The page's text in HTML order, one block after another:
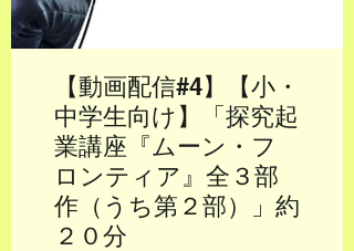
【動画配信#4】【小・
中学生向け】「探究起
業講座『ムーン・フ
ロンティア』全３部
作（うち第２部）」約
２０分